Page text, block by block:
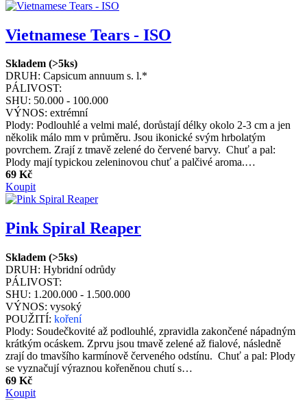
Vietnamese Tears - ISO
Skladem (>5ks)
DRUH: Capsicum annuum s. l.*
PÁLIVOST:
SHU: 50.000 - 100.000
VÝNOS: extrémní
Plody: Podlouhlé a velmi malé, dorůstají délky okolo 2-3 cm a jen
několik málo mm v průměru. Jsou ikonické svým hrbolatým
povrchem. Zrají z tmavě zelené do červené barvy. Chuť a pal:
Plody mají typickou zeleninovou chuť a palčivé aroma.…
69 Kč
Koupit
Pink Spiral Reaper
Skladem (>5ks)
DRUH: Hybridní odrůdy
PÁLIVOST:
SHU: 1.200.000 - 1.500.000
VÝNOS: vysoký
POUŽITÍ: koření
Plody: Soudečkovité až podlouhlé, zpravidla zakončené nápadným
krátkým ocáskem. Zprvu jsou tmavě zelené až fialové, následně
zrají do tmavšího karmínově červeného odstínu. Chuť a pal: Plody
se vyznačují výraznou kořeněnou chutí s…
69 Kč
Koupit